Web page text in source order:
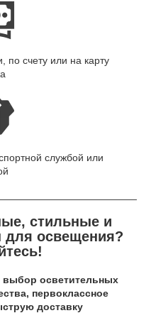
по счету или на карту
службой или
стильные и
для освещения?
осветительных
первоклассное
доставку